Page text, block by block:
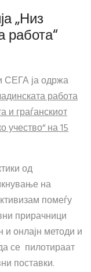
„Низ
работа“
СЕГА ја одржа
работа
и граѓанскиот
учество“ на 15
од
на
помеѓу
прирачници
и онлајн методи и
се пилотираат
поставки.